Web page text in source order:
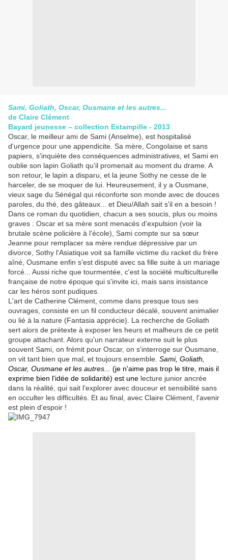
Sami, Goliath, Oscar, Ousmane et les autres...
de Claire Clément
Bayard jeunesse – collection Estampille - 2013
Oscar, le meilleur ami de Sami (Anselme), est hospitalisé
d'urgence pour une appendicite. Sa mère, Congolaise et sans
papiers, s'inquiète des conséquences administratives, et Sami en
oublie son lapin Goliath qu'il promenait au moment du drame. A
son retour, le lapin a disparu, et la jeune Sothy ne cesse de le
harceler, de se moquer de lui. Heureusement, il y a Ousmane,
vieux sage du Sénégal qui réconforte son monde avec de douces
paroles, du thé, des gâteaux... et Dieu/Allah sait s'il en a besoin !
Dans ce roman du quotidien, chacun a ses soucis, plus ou moins
graves : Oscar et sa mère sont menacés d'expulsion (voir la
brutale scène policière à l'école), Sami compte sur sa sœur
Jeanne pour remplacer sa mère rendue dépressive par un
divorce, Sothy l'Asiatique voit sa famille victime du racket du frère
aîné, Ousmane enfin s'est disputé avec sa fille suite à un mariage
forcé... Aussi riche que tourmentée, c'est la société multiculturelle
française de notre époque qui s'invite ici, mais sans insistance
car les héros sont pudiques.
L'art de Catherine Clément, comme dans presque tous ses
ouvrages, consiste en un fil conducteur décalé, souvent animalier
ou lié à la nature (Fantasia apprécie). La recherche de Goliath
sert alors de prétexte à exposer les heurs et malheurs de ce petit
groupe attachant. Alors qu'un narrateur externe suit le plus
souvent Sami, on frémit pour Oscar, on s'interroge sur Ousmane,
on vit tant bien que mal, et toujours ensemble. Sami, Goliath,
Oscar, Ousmane et les autres...
(je n'aime pas trop le titre, mais il
exprime bien l'idée de solidarité) est une lecture junior ancrée
dans la réalité, qui sait l'explorer avec douceur et sensibilité sans
en occulter les difficultés. Et au final, avec Claire Clément, l'avenir
est plein d'espoir !